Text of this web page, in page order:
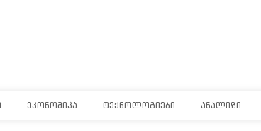
ᲔᲙᲝᲜᲝᲛᲘᲙᲐ ᲢᲔᲥᲜᲝᲚᲝᲒᲘᲔᲑᲘ ᲐᲜᲐᲚᲘᲖᲘ